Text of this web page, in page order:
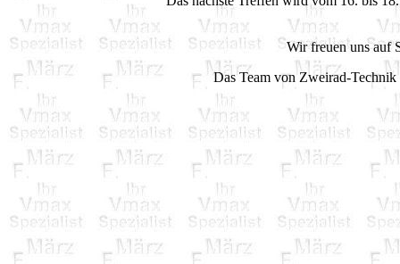
Wir freuen uns auf
Das Team von Zweirad-